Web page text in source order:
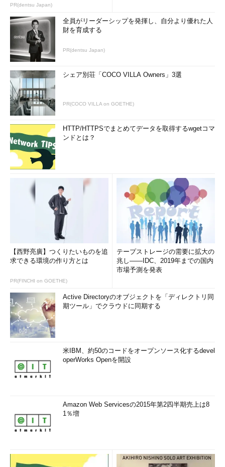
てください。また重点的にテストをしたいものを、別のデシジョ
ンテーブルを作成してテストをするという方法もよく行われてい
ます。
うコツもあるのですが、これには問題があります。この方法を採
用する場合、「テストに対して同値類になっているか」を慎重に
判断し、適用を判断する必要があるからです。原則としては、優
先度を落とすための合体はしない方がいいでしょう。
コツその4：「機能要求」の中に隠れている因
PR(dentsu Japan)
全員がリーダーシップを発揮し、自分より優れた人
財を育成する
PR(dentsu Japan)
シェア別荘「COCO VILLA Owners」3選
PR(COCO VILLA on GOETHE)
HTTP/HTTPSでまとめてデータを取得するwgetコマ
ンドとは？
【西野亮廣】つくりたいものを追
求できる環境の作り方とは
PR(FINCHI on GOETHE)
テープストレージの需要に拡大の
兆し――IDC、2019年までの国内
市場予測を発表
Active Directoryのオブジェクトを「ディレクトリ同
期ツール」でクラウドに同期する
米IBM、約50のコードをオープンソース化するdevel
operWorks Openを開設
Amazon Web Servicesの2015年第2四半期売上は8
1％増